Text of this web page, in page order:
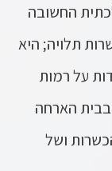
החשובה
תלויה; היא
על רמות
בבית הארחה
ושל